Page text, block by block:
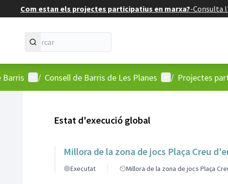
Com estan els projectes participatius en marxa?-Consulta
Barris Menú d'usuari
/ Consell de Barris de Les Planes Menú d'usuari
/ Projectes
Estat d'execució global
Millora de la zona de jocs Plaça Creu
Executat Millora de la zona de jocs Plaça